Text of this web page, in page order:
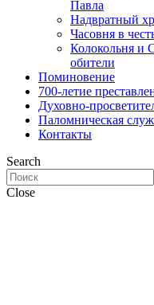
Павла
Надвратный
Часовня в
Колокольня и
обители
Поминовение
700-летие
Духовно-
Паломническая
Контакты
Search
Close